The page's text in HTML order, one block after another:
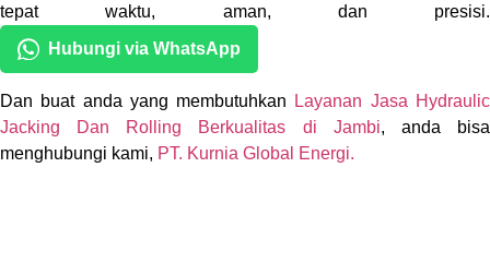
tepat waktu, aman, dan presisi.
Hubungi via WhatsApp
Dan buat anda yang membutuhkan
Layanan Jasa Hydraulic
Jacking Dan Rolling Berkualitas di Jambi, anda bisa
menghubungi kami, PT. Kurnia Global Energi.